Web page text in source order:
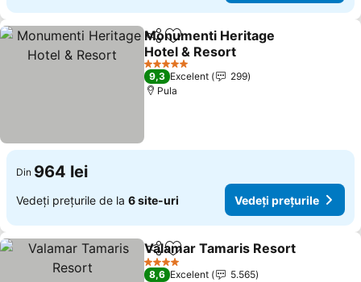
DistribuițiAdăugaţi la favorite
Monumenti Heritage
Hotel & Resort
5 Stele
9,3 Excelent
299
Pula
Din 964 lei
Vedeți prețurile de la 6 site-uri Vedeți prețurile
DistribuițiAdăugaţi la favorite
Valamar Tamaris Resort
4 Stele
8,6 Excelent
5.565